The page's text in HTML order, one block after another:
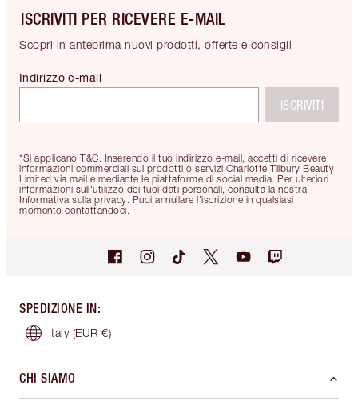
ISCRIVITI PER RICEVERE E-MAIL
Scopri in anteprima nuovi prodotti, offerte e consigli
*Si applicano T&C. Inserendo il tuo indirizzo e-mail, accetti di ricevere
informazioni commerciali sui prodotti o servizi Charlotte Tilbury Beauty
Limited via mail e mediante le piattaforme di social media. Per ulteriori
informazioni sull'utilizzo dei tuoi dati personali, consulta la nostra
Informativa sulla privacy. Puoi annullare l'iscrizione in qualsiasi
momento contattandoci.
Indirizzo e-mail
ISCRIVITI
SPEDIZIONE IN:
Italy (EUR €)
CHI SIAMO